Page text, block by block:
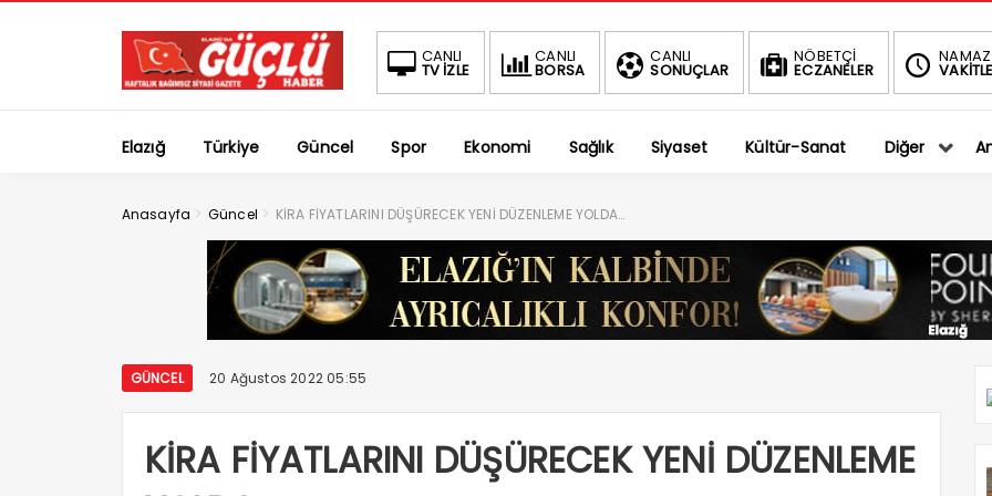
CANLI
TV İZLE
CANLI
BORSA
CANLI
SONUÇLAR
NÖBETÇİ
ECZANELER
NAMAZ
BIST
-0.75% 1.401,27
DOLAR
% 36,5794
Elazığ Türkiye Güncel Spor Ekonomi Sağlık Siyaset Kültür-Sanat Diğer
Anasayfa > Güncel > KİRA FİYATLARINI DÜŞÜRECEK YENİ DÜZENLEME YOLDA…
GÜNCEL 20 Ağustos 2022 05:55
KİRA FİYATLARINI DÜŞÜRECEK YENİ DÜZENLEME